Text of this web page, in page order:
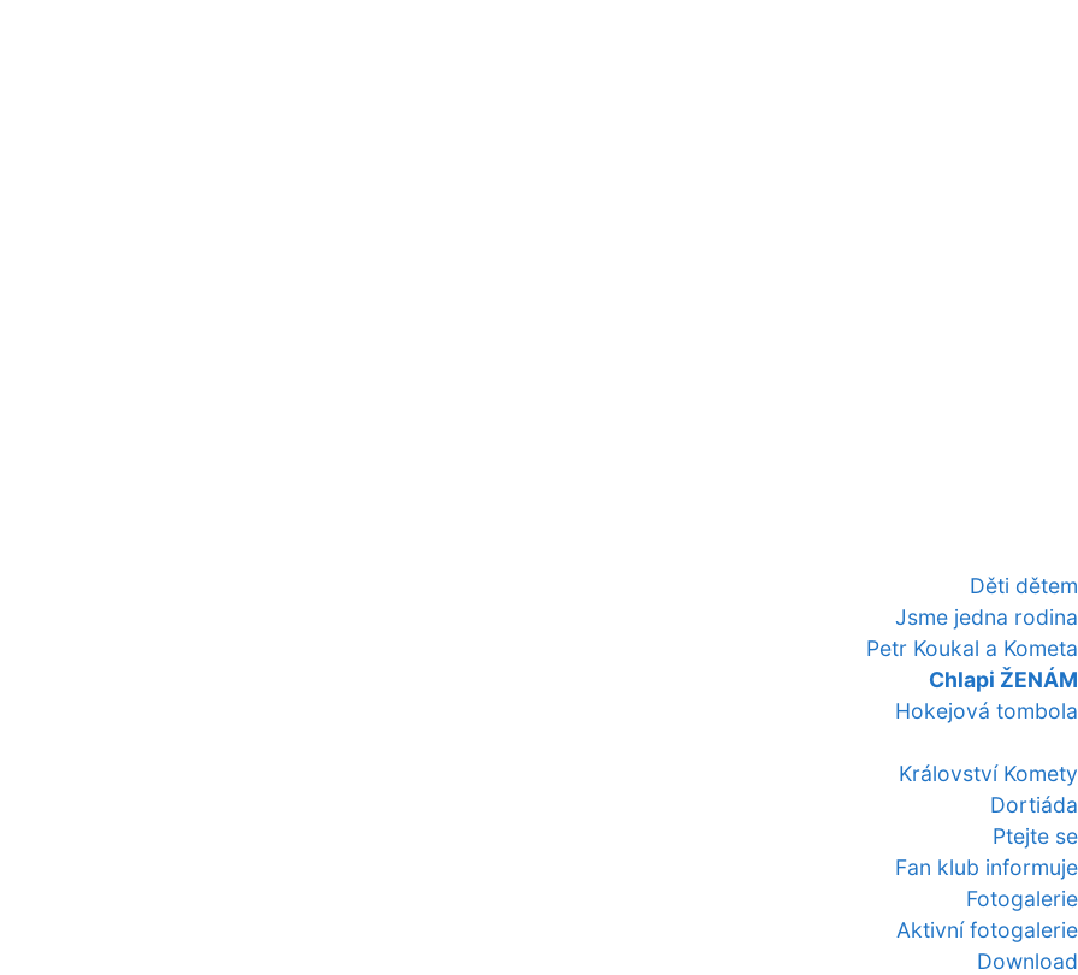
Děti dětem
Jsme jedna rodina
Petr Koukal a Kometa
Chlapi ŽENÁM
Hokejová tombola
Království Komety
Dortiáda
Ptejte se
Fan klub informuje
Fotogalerie
Aktivní fotogalerie
Download